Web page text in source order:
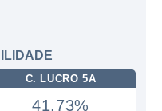
C. LUCRO 5A
41,73%